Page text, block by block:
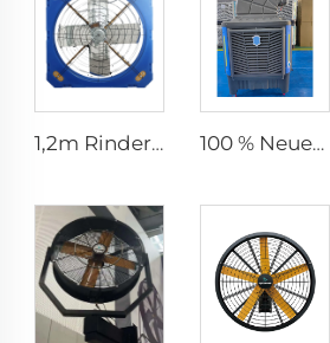
1,2m Rinderstall Ventilation Treibhauslüfter Milchvieh Abgase Lüfter Kuhstall Abgase 100 % Neues PP-Material 300 L Super Großer Wassertank Für Den Außenbereich Axialer Typ Bewegliche Verdunstungskühlung